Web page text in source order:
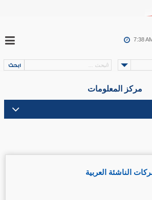
7:38
مركز المعلومات